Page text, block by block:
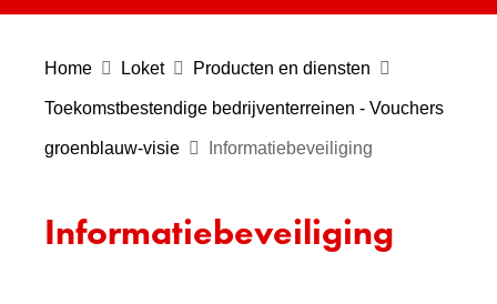
e
Home Loket Producten en diensten
Toekomstbestendige bedrijventerreinen - Vouchers
groenblauw-visie Informatiebeveiliging
Informatiebeveiliging